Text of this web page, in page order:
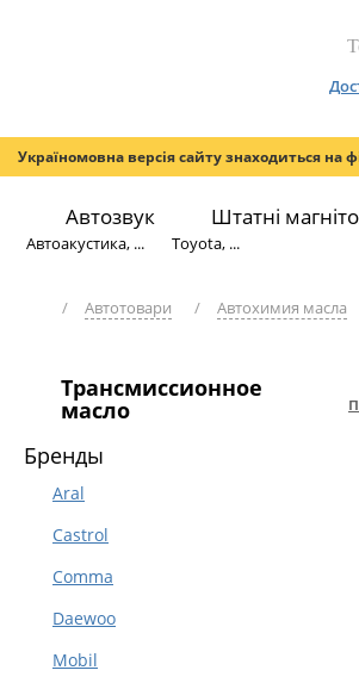
Україномовна версія сайту знаходиться на
Автозвук
Автоакустика, ...
Штатні
Toyota, ...
/ Автотовари / Автохимия масла
Трансмиссионное
масло
Бренды
Aral
Castrol
Comma
Daewoo
Mobil